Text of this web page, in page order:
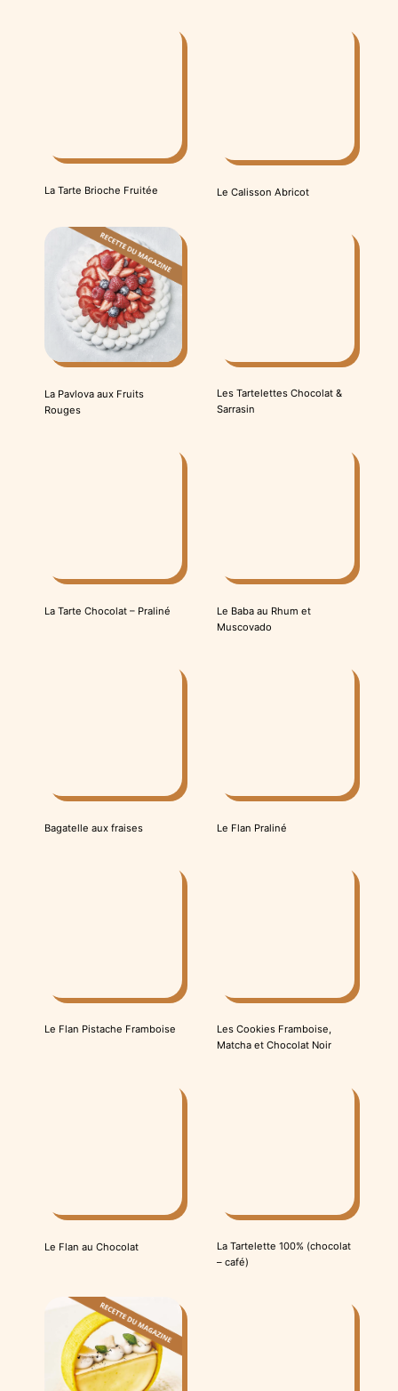
La Tarte Brioche Fruitée Le Calisson Abricot
La Pavlova aux Fruits
Rouges
Les Tartelettes Chocolat &
Sarrasin
La Tarte Chocolat – Praliné
Le Baba au Rhum et
Muscovado
Bagatelle aux fraises Le Flan Praliné
Le Flan Pistache Framboise
Les Cookies Framboise,
Matcha et Chocolat Noir
Le Flan au Chocolat
La Tartelette 100% (chocolat
– café)